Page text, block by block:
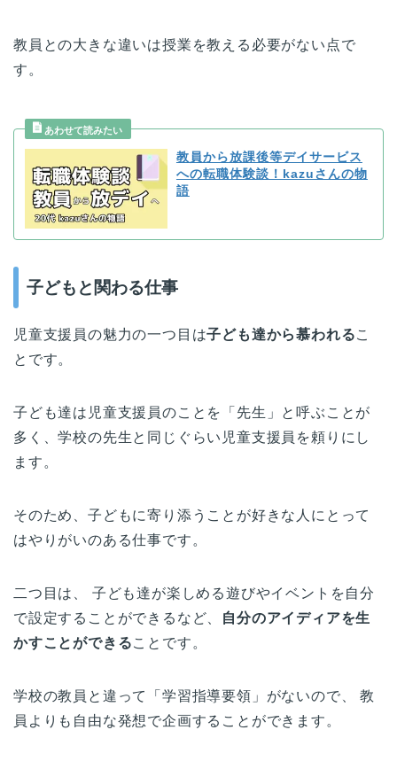
教員との大きな違いは授業を教える必要がない点で
す。
教員から放課後等デイサービス
への転職体験談！kazuさんの物
語
子どもと関わる仕事
児童支援員の魅力の一つ目は子ども達から慕われるこ
とです。
子ども達は児童支援員のことを「先生」と呼ぶことが
多く、学校の先生と同じぐらい児童支援員を頼りにし
ます。
そのため、子どもに寄り添うことが好きな人にとって
はやりがいのある仕事です。
二つ目は、 子ども達が楽しめる遊びやイベントを自分
で設定することができるなど、
自分のアイディアを生
かすことができることです。
学校の教員と違って「学習指導要領」がないので、 教
員よりも自由な発想で企画することができます。